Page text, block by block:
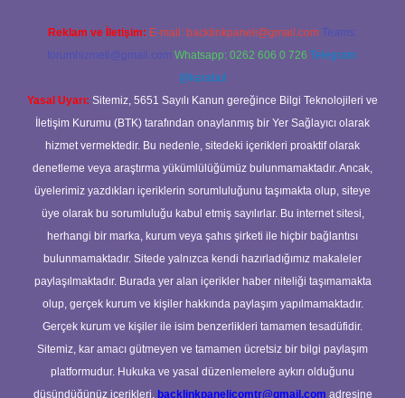
Reklam ve İletişim: E-mail: backlinkpaneli@gmail.com Teams:
forumhizmeti@gmail.com Whatsapp: 0262 606 0 726 Telegram:
@karabul
Yasal Uyarı: Sitemiz, 5651 Sayılı Kanun gereğince Bilgi Teknolojileri ve
İletişim Kurumu (BTK) tarafından onaylanmış bir Yer Sağlayıcı olarak
hizmet vermektedir. Bu nedenle, sitedeki içerikleri proaktif olarak
denetleme veya araştırma yükümlülüğümüz bulunmamaktadır. Ancak,
üyelerimiz yazdıkları içeriklerin sorumluluğunu taşımakta olup, siteye
üye olarak bu sorumluluğu kabul etmiş sayılırlar. Bu internet sitesi,
herhangi bir marka, kurum veya şahıs şirketi ile hiçbir bağlantısı
bulunmamaktadır. Sitede yalnızca kendi hazırladığımız makaleler
paylaşılmaktadır. Burada yer alan içerikler haber niteliği taşımamakta
olup, gerçek kurum ve kişiler hakkında paylaşım yapılmamaktadır.
Gerçek kurum ve kişiler ile isim benzerlikleri tamamen tesadüfidir.
Sitemiz, kar amacı gütmeyen ve tamamen ücretsiz bir bilgi paylaşım
platformudur. Hukuka ve yasal düzenlemelere aykırı olduğunu
düşündüğünüz içerikleri, backlinkpanelicomtr@gmail.com adresine